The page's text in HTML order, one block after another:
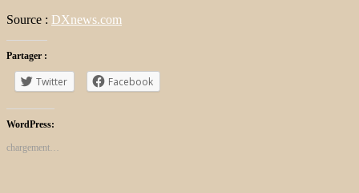
Source : DXnews.com
Partager :
Twitter Facebook
WordPress:
chargement…